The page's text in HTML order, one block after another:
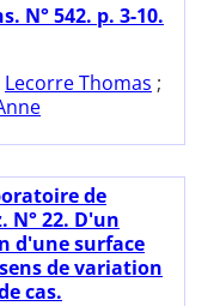
N° 542. p. 3-10.
Lecorre Thomas ;
de
N° 22. D'un
d'une surface
de variation
cas.